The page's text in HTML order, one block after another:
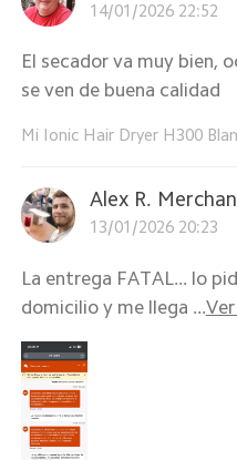
14/01/2026 22:52
El secador va muy bien,
se ven de buena calidad
Mi Ionic Hair Dryer H300
Alex R. Merchan
13/01/2026 20:23
La entrega FATAL... lo
domicilio y me llega ...